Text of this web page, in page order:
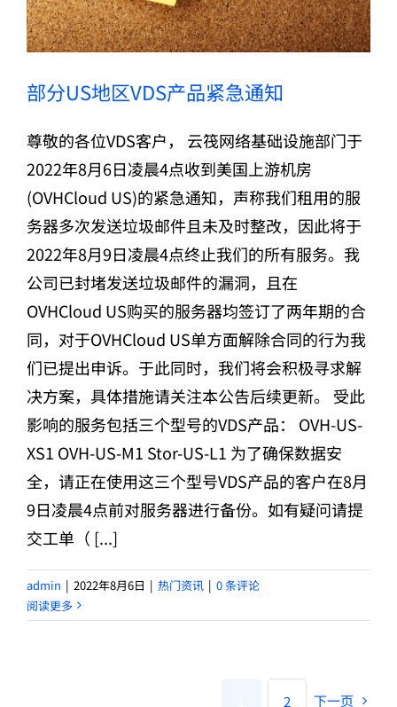
部分US地区VDS产品紧急通知
尊敬的各位VDS客户， 云筏网络基础设施部门于
2022年8月6日凌晨4点收到美国上游机房
(OVHCloud US)的紧急通知，声称我们租用的服
务器多次发送垃圾邮件且未及时整改，因此将于
2022年8月9日凌晨4点终止我们的所有服务。我
公司已封堵发送垃圾邮件的漏洞，且在
OVHCloud US购买的服务器均签订了两年期的合
同，对于OVHCloud US单方面解除合同的行为我
们已提出申诉。于此同时，我们将会积极寻求解
决方案，具体措施请关注本公告后续更新。 受此
影响的服务包括三个型号的VDS产品： OVH-US-
XS1 OVH-US-M1 Stor-US-L1 为了确保数据安
全，请正在使用这三个型号VDS产品的客户在8月
9日凌晨4点前对服务器进行备份。如有疑问请提
交工单（ [...]
admin | 2022年8月6日 | 热门资讯 | 0 条评论
阅读更多
2 下一页